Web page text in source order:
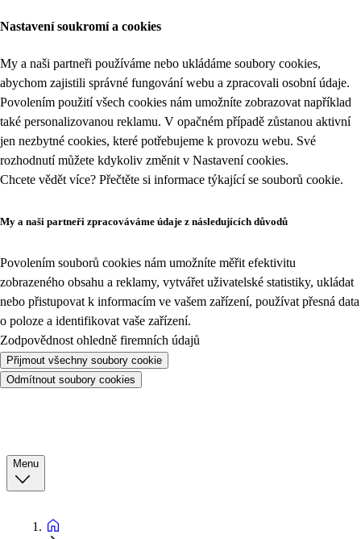
Nastavení soukromí a cookies
My a naši partneři používáme nebo ukládáme soubory cookies,
abychom zajistili správné fungování webu a zpracovali osobní údaje.
Povolením použití všech cookies nám umožníte zobrazovat například
také personalizovanou reklamu. V opačném případě zůstanou aktivní
jen nezbytné cookies, které potřebujeme k provozu webu. Své
rozhodnutí můžete kdykoliv změnit v Nastavení cookies.
Chcete vědět více? Přečtěte si informace týkající se souborů cookie.
My a naši partneři zpracováváme údaje z následujících důvodů
Povolením souborů cookies nám umožníte měřit efektivitu
zobrazeného obsahu a reklamy, vytvářet uživatelské statistiky, ukládat
nebo přistupovat k informacím ve vašem zařízení, používat přesná data
o poloze a identifikovat vaše zařízení.
Zodpovědnost ohledně firemních údajů
Přijmout všechny soubory cookie
Odmítnout soubory cookies
Menu